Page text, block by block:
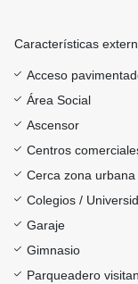
Características
Acceso
Área Social
Ascensor
Centros
Cerca zona urbana
Colegios /
Garaje
Gimnasio
Parqueadero